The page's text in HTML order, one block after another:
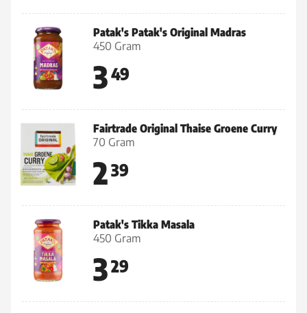
Patak's Patak's Original Madras
450 Gram
349
Fairtrade Original Thaise Groene Curry
70 Gram
239
Patak's Tikka Masala
450 Gram
329